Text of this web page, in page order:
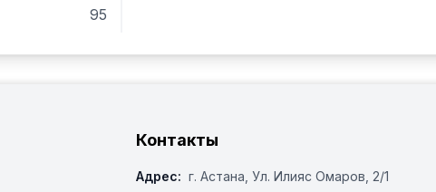
95
Контакты
Адрес: г. Астана, ​Ул. Илияс Омаров, 2/1